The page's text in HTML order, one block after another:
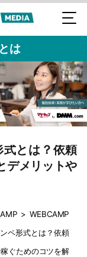
は
とは？依頼
デメリットや
> WEBCAMP
ペ形式とは？依頼
ぐためのコツを解